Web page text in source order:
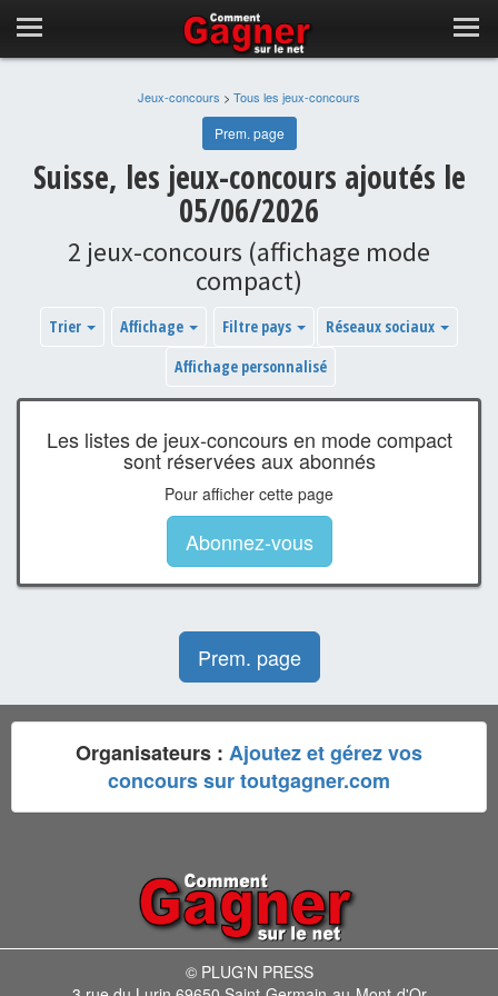
Jeux-concours > Tous les jeux-concours
Prem. page
Suisse, les jeux-concours ajoutés le
05/06/2026
2 jeux-concours (affichage mode
compact)
Trier Affichage Filtre pays
Réseaux sociaux
Affichage personnalisé
Les listes de jeux-concours en mode compact
sont réservées aux abonnés
Pour afficher cette page
Abonnez-vous
Prem. page
Organisateurs : Ajoutez et gérez vos
concours sur toutgagner.com
© PLUG'N PRESS